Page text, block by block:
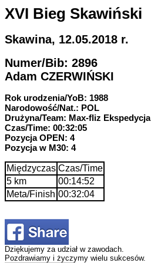
XVI Bieg Skawiński
Skawina, 12.05.2018 r.
Numer/Bib: 2896
Adam CZERWIŃSKI
Rok urodzenia/YoB: 1988
Narodowość/Nat.: POL
Drużyna/Team: Max-fliz Ekspedycja
Czas/Time: 00:32:05
Pozycja OPEN: 4
Pozycja w M30: 4
Międzyczas Czas/Time
5 km
00:14:52
Meta/Finish 00:32:04
Dziękujemy za udział w zawodach.
Pozdrawiamy i życzymy wielu sukcesów.